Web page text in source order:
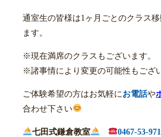
通室生の皆様は1ヶ月ごとのクラス
ます。
※現在満席のクラスもございます。
※諸事情により変更の可能性もござ
ご体験希望の方はお気軽に お電話や
合わせ下さい
七田式鎌倉教室 0467-53-